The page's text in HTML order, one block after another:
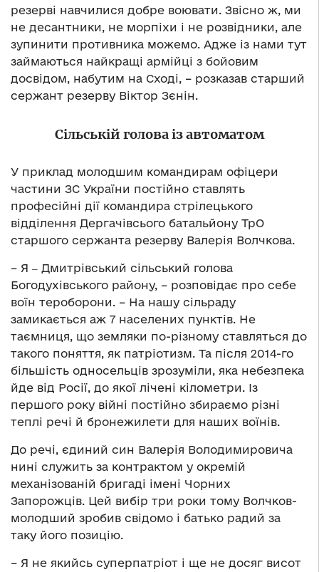
резерві навчилися добре воювати. Звісно ж, ми
не десантники, не морпіхи і не розвідники, але
зупинити противника можемо. Адже із нами тут
займаються найкращі армійці з бойовим
досвідом, набутим на Сході, – розказав старший
сержант резерву Віктор Зєнін.
Сільській голова із автоматом
У приклад молодшим командирам офіцери
частини ЗС України постійно ставлять
професійні дії командира стрілецького
відділення Дергачівсього батальйону ТрО
старшого сержанта резерву Валерія Волчкова.
– Я ‒ Дмитрівський сільський голова
Богодухівського району, – розповідає про себе
воїн тероборони. – На нашу сільраду
замикається аж 7 населених пунктів. Не
таємниця, що земляки по-різному ставляться до
такого поняття, як патріотизм. Та після 2014-го
більшість односельців зрозуміли, яка небезпека
йде від Росії, до якої лічені кілометри. Із
першого року війні постійно збираємо різні
теплі речі й бронежилети для наших воїнів.
До речі, єдиний син Валерія Володимировича
нині служить за контрактом у окремій
механізованій бригаді імені Чорних
Запорожців. Цей вибір три роки тому Волчков-
молодший зробив свідомо і батько радий за
таку його позицію.
– Я не якийсь суперпатріот і ще не досяг висот